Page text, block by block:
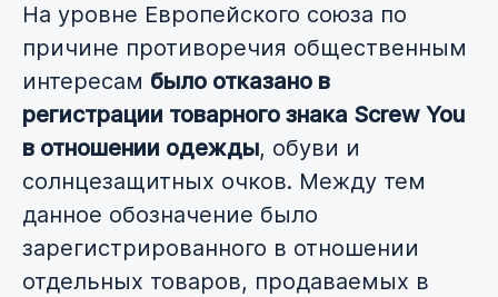
На уровне Европейского союза по
причине противоречия общественным
интересам было отказано в
регистрации товарного знака Screw You
в отношении одежды, обуви и
солнцезащитных очков. Между тем
данное обозначение было
зарегистрированного в отношении
отдельных товаров, продаваемых в